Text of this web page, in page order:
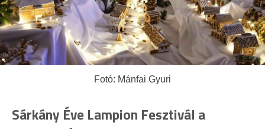
Fotó: Mánfai Gyuri
Sárkány Éve Lampion Fesztivál a